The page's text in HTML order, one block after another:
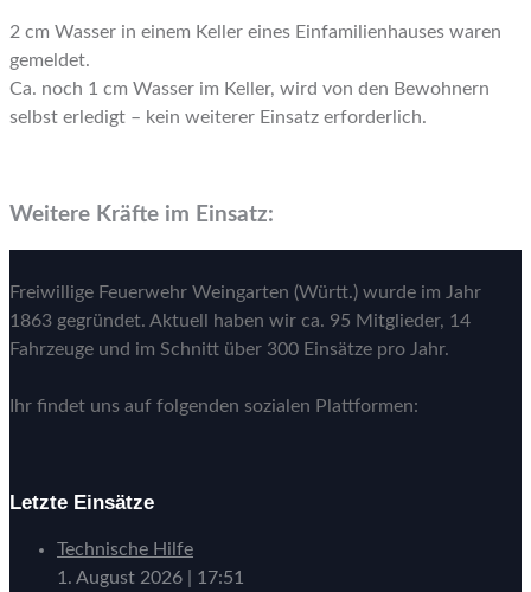
2 cm Wasser in einem Keller eines Einfamilienhauses waren
gemeldet.
Ca. noch 1 cm Wasser im Keller, wird von den Bewohnern
selbst erledigt – kein weiterer Einsatz erforderlich.
Weitere Kräfte im Einsatz:
Freiwillige Feuerwehr Weingarten (Württ.) wurde im Jahr
1863 gegründet. Aktuell haben wir ca. 95 Mitglieder, 14
Fahrzeuge und im Schnitt über 300 Einsätze pro Jahr.
Ihr findet uns auf folgenden sozialen Plattformen:
Letzte Einsätze
Technische Hilfe
1. August 2026
17:51